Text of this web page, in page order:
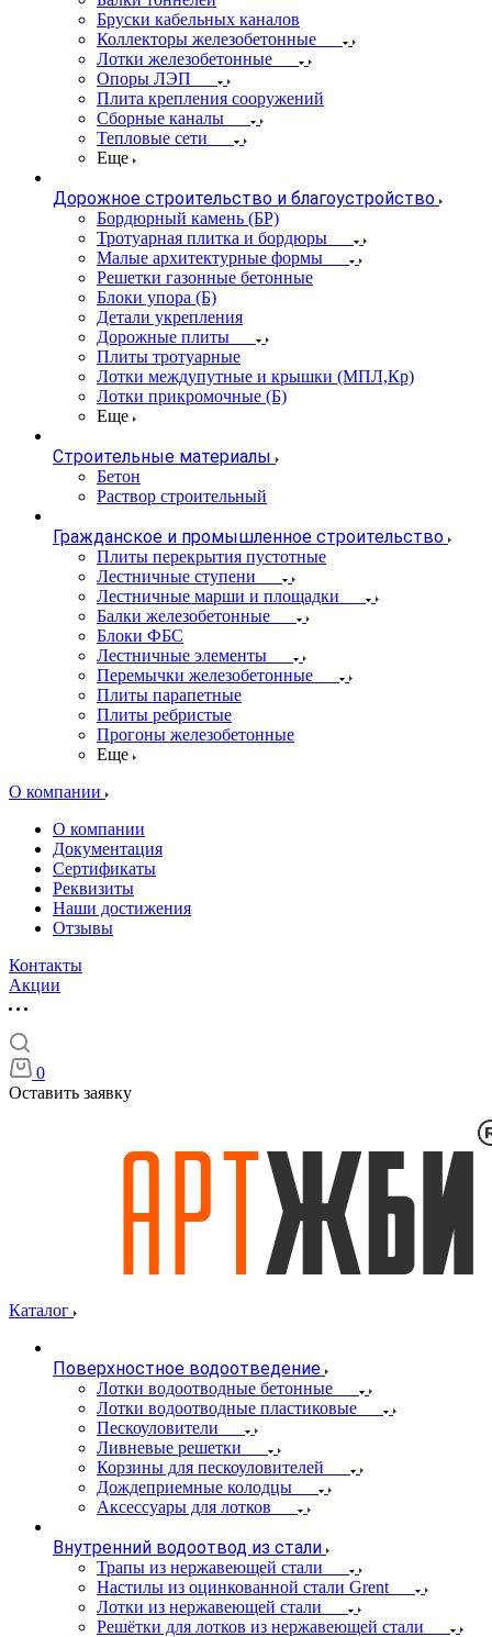
Бруски кабельных каналов
Коллекторы железобетонные
Лотки железобетонные
Опоры ЛЭП
Плита крепления сооружений
Сборные каналы
Тепловые сети
Еще
Дорожное строительство и благоустройство
Бордюрный камень (БР)
Тротуарная плитка и бордюры
Малые архитектурные формы
Решетки газонные бетонные
Блоки упора (Б)
Детали укрепления
Дорожные плиты
Плиты тротуарные
Лотки междупутные и крышки (МПЛ,Кр)
Лотки прикромочные (Б)
Еще
Строительные материалы
Бетон
Раствор строительный
Гражданское и промышленное строительство
Плиты перекрытия пустотные
Лестничные ступени
Лестничные марши и площадки
Балки железобетонные
Блоки ФБС
Лестничные элементы
Перемычки железобетонные
Плиты парапетные
Плиты ребристые
Прогоны железобетонные
Еще
О компании
О компании
Документация
Сертификаты
Реквизиты
Наши достижения
Отзывы
Контакты
Акции
0
Оставить заявку
Каталог
Поверхностное водоотведение
Лотки водоотводные бетонные
Лотки водоотводные пластиковые
Пескоуловители
Ливневые решетки
Корзины для пескоуловителей
Дождеприемные колодцы
Аксессуары для лотков
Внутренний водоотвод из стали
Трапы из нержавеющей стали
Настилы из оцинкованной стали Grent
Лотки из нержавеющей стали
Решётки для лотков из нержавеющей стали